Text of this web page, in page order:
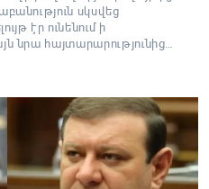
սկսվեց
էր ունենում ի
նրա հայտարարությունից…